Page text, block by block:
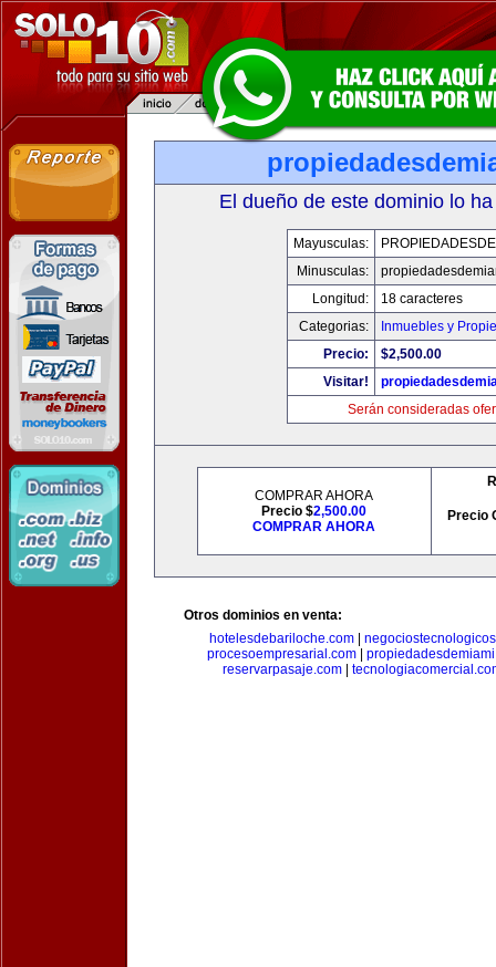
El dueño de este dominio lo
Mayusculas:
Minusculas:
Longitud:
18 caracteres
Categorias:
Inmuebles y
Precio:
$2,500.00
Visitar!
Serán consideradas
COMPRAR AHORA
Precio $2,500.00
COMPRAR AHORA
Precio
Otros dominios en venta:
hotelesdebariloche.com
procesoempresarial.com|
reservarpasaje.com